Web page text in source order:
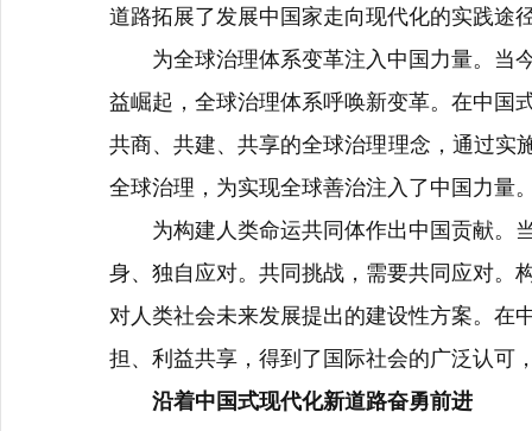
道路拓展了发展中国家走向现代化的实践途
为全球治理体系变革注入中国力量。当
益崛起，全球治理体系呼唤新变革。在中国
共商、共建、共享的全球治理理念，通过实
全球治理，为实现全球善治注入了中国力量
为构建人类命运共同体作出中国贡献。
身、独自应对。共同挑战，需要共同应对。
对人类社会未来发展提出的建设性方案。在
担、利益共享，得到了国际社会的广泛认可
沿着中国式现代化新道路奋勇前进